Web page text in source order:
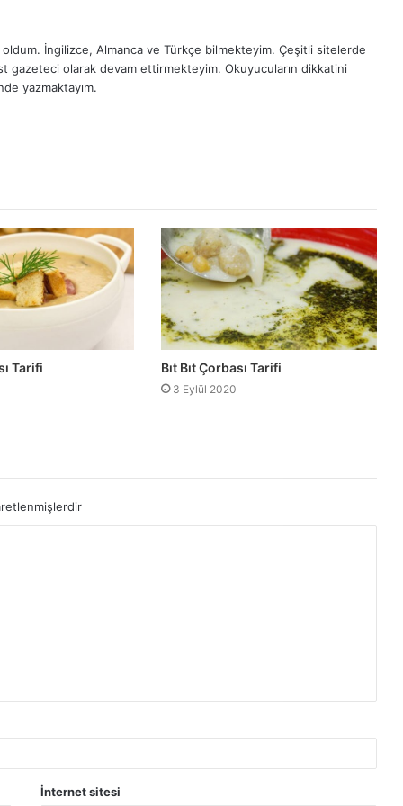
İngilizce, Almanca ve Türkçe bilmekteyim. Çeşitli sitelerde
gazeteci olarak devam ettirmekteyim. Okuyucuların dikkatini
yazmaktayım.
Tarifi Bıt Bıt Çorbası Tarifi
3 Eylül 2020
İnternet sitesi